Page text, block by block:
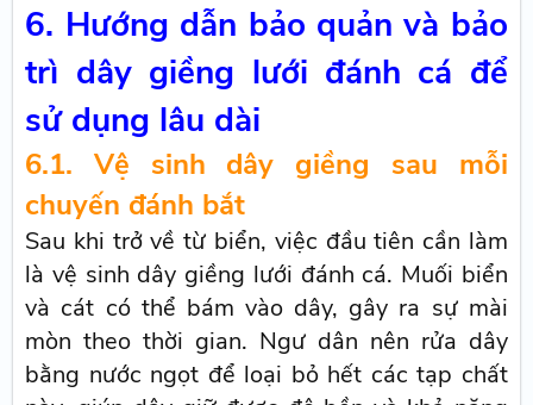
6. Hướng dẫn bảo quản và bảo
trì dây giềng lưới đánh cá để
sử dụng lâu dài
6.1. Vệ sinh dây giềng sau mỗi
chuyến đánh bắt
Sau khi trở về từ biển, việc đầu tiên cần làm
là vệ sinh dây giềng lưới đánh cá. Muối biển
và cát có thể bám vào dây, gây ra sự mài
mòn theo thời gian. Ngư dân nên rửa dây
bằng nước ngọt để loại bỏ hết các tạp chất